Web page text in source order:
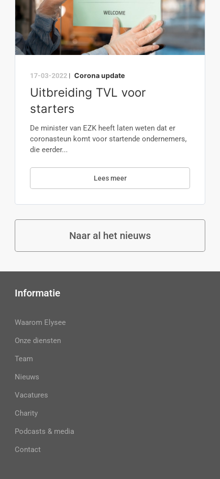
17-03-2022 | Corona update
Uitbreiding TVL voor
starters
De minister van EZK heeft laten weten dat er
coronasteun komt voor startende ondernemers,
die eerder...
Lees meer
Naar al het nieuws
Informatie
Waarom Elysee
Onze diensten
Team
Nieuws
Vacatures
Charity
Podcasts & media
Contact